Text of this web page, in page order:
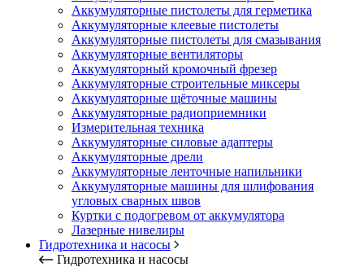
Аккумуляторные пистолеты для герметика
Аккумуляторные клеевые пистолеты
Аккумуляторные пистолеты для смазывания
Аккумуляторные вентиляторы
Аккумуляторный кромочный фрезер
Аккумуляторные строительные миксеры
Аккумуляторные щёточные машины
Аккумуляторные радиоприемники
Измерительная техника
Аккумуляторные силовые адаптеры
Аккумуляторные дрели
Аккумуляторные ленточные напильники
Аккумуляторные машины для шлифования
угловых сварных швов
Куртки с подогревом от аккумулятора
Лазерные нивелиры
Гидротехника и насосы
Гидротехника и насосы